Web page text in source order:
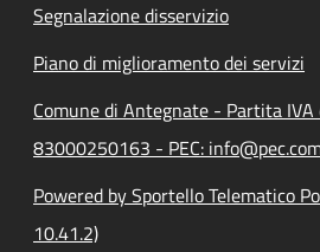
Segnalazione disservizio
Piano di miglioramento dei servizi
Comune di Antegnate - Partita
83000250163 - PEC:
Powered by Sportello Telematico
10.41.2)